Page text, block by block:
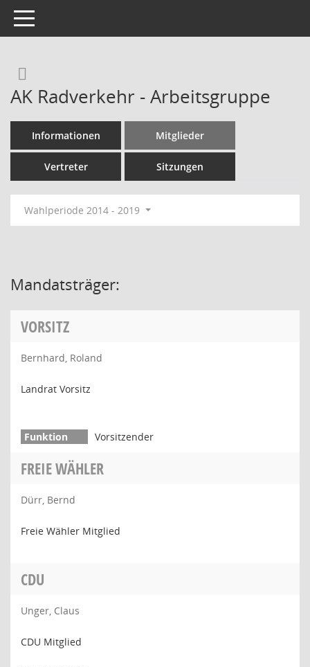
Toggle navigation
AK Radverkehr - Arbeitsgruppe
Informationen Mitglieder
Vertreter Sitzungen
Wahlperiode 2014 - 2019
Mandatsträger:
VORSITZ
Bernhard, Roland
Landrat Vorsitz
Vorsitzender
FREIE WÄHLER
Dürr, Bernd
Freie Wähler Mitglied
CDU
Unger, Claus
CDU Mitglied